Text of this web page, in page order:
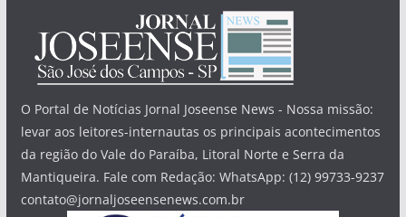
O Portal de Notícias Jornal Joseense News - Nossa missão:
levar aos leitores-internautas os principais acontecimentos
da região do Vale do Paraíba, Litoral Norte e Serra da
Mantiqueira. Fale com Redação: WhatsApp: (12) 99733-9237
contato@jornaljoseensenews.com.br